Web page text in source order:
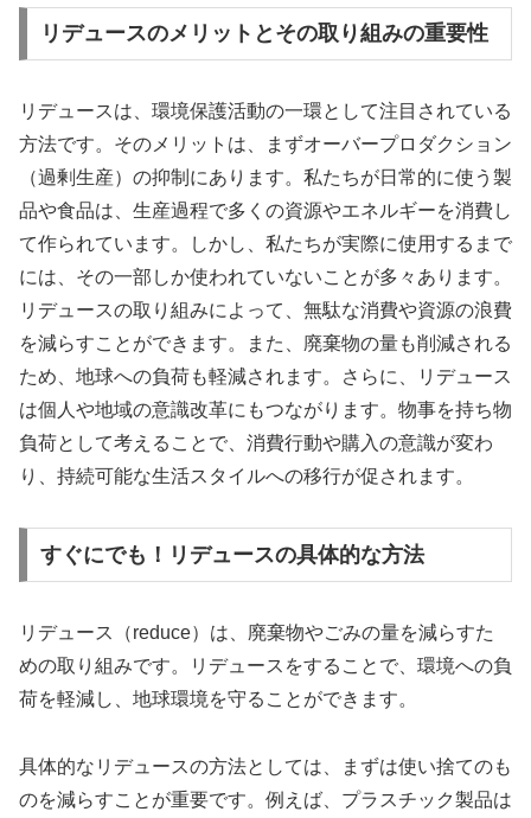
リデュースのメリットとその取り組みの重要性
リデュースは、環境保護活動の一環として注目されている
方法です。そのメリットは、まずオーバープロダクション
（過剰生産）の抑制にあります。私たちが日常的に使う製
品や食品は、生産過程で多くの資源やエネルギーを消費し
て作られています。しかし、私たちが実際に使用するまで
には、その一部しか使われていないことが多々あります。
リデュースの取り組みによって、無駄な消費や資源の浪費
を減らすことができます。また、廃棄物の量も削減される
ため、地球への負荷も軽減されます。さらに、リデュース
は個人や地域の意識改革にもつながります。物事を持ち物
負荷として考えることで、消費行動や購入の意識が変わ
り、持続可能な生活スタイルへの移行が促されます。
すぐにでも！リデュースの具体的な方法
リデュース（reduce）は、廃棄物やごみの量を減らすた
めの取り組みです。リデュースをすることで、環境への負
荷を軽減し、地球環境を守ることができます。
具体的なリデュースの方法としては、まずは使い捨てのも
のを減らすことが重要です。例えば、プラスチック製品は